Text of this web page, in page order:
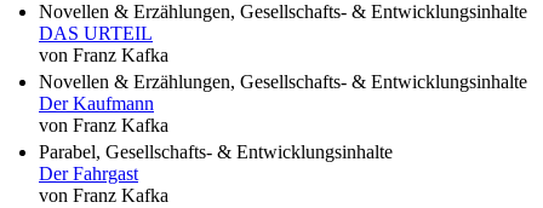
Novellen & Erzählungen, Gesellschafts- & Entwicklungsinhalte
DAS URTEIL
von Franz Kafka
Novellen & Erzählungen, Gesellschafts- & Entwicklungsinhalte
Der Kaufmann
von Franz Kafka
Parabel, Gesellschafts- & Entwicklungsinhalte
Der Fahrgast
von Franz Kafka